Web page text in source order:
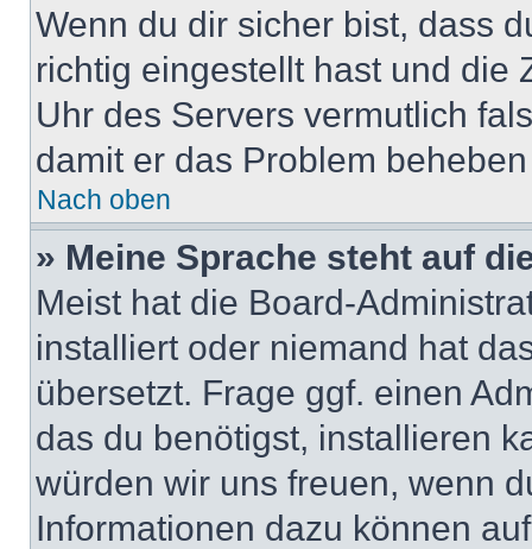
Wenn du dir sicher bist, dass
richtig eingestellt hast und die
Uhr des Servers vermutlich
damit er das Problem
Nach oben
» Meine Sprache steht auf
Meist hat die Board-
installiert oder niemand hat
übersetzt. Frage ggf. einen
das du benötigst, installieren
würden wir uns freuen, wenn
Informationen dazu können